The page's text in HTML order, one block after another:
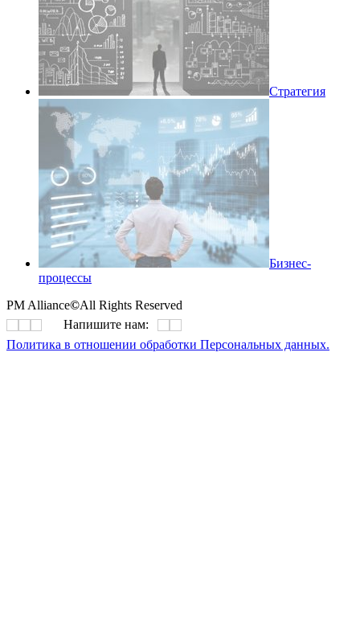
Стратегия
Бизнес-
процессы
PM Alliance©All Rights Reserved
Напишите нам:
Политика в отношении обработки Персональных данных.